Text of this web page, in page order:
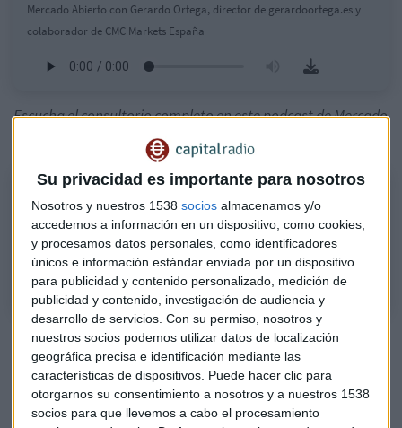
Su privacidad es importante para nosotros
Nosotros y nuestros 1538 socios almacenamos y/o
accedemos a información en un dispositivo, como cookies,
y procesamos datos personales, como identificadores
únicos e información estándar enviada por un dispositivo
para publicidad y contenido personalizado, medición de
publicidad y contenido, investigación de audiencia y
desarrollo de servicios. Con su permiso, nosotros y
nuestros socios podemos utilizar datos de localización
geográfica precisa e identificación mediante las
características de dispositivos. Puede hacer clic para
otorgarnos su consentimiento a nosotros y a nuestros 1538
socios para que llevemos a cabo el procesamiento
Mercado Abierto con Gerardo Ortega, director de gerardoortega.es y
colaborador de CMC Markets España
Escucha el consultorio completo en este podcast de Mercado
Consultorio de Bolsa | Mercado Abierto [25.01.2023]
Analizamos el comportamiento de la bolsa en el consultorio de
Mercado Abierto con Gerardo Ortega, director de gerardoortega.es y
colaborador de CMC Markets España